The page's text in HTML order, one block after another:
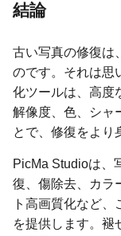
結論
古い写真の修復は
のです。それは思
化ツールは、高度
解像度、色、シャ
とで、修復をより
PicMa Studioは、
復、傷除去、カラ
ト高画質化など
を提供します。褪